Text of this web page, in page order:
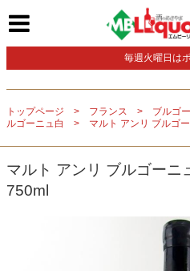
毎週火曜日は
トップページ フランス ブルゴ
ルゴーニュ白
マルト アンリ ブルゴ
マルト アンリ ブルゴーニ
750ml